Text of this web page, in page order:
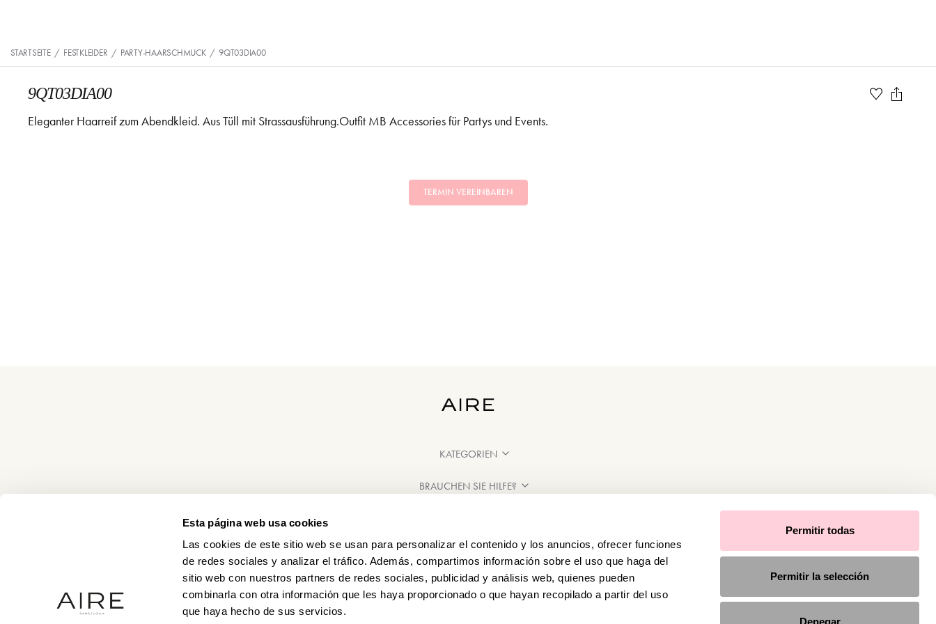
Esta página web usa cookies
Las cookies de este sitio web se usan para personalizar el contenido y los anuncios, ofrecer funciones
de redes sociales y analizar el tráfico. Además, compartimos información sobre el uso que haga del
sitio web con nuestros partners de redes sociales, publicidad y análisis web, quienes pueden
combinarla con otra información que les haya proporcionado o que hayan recopilado a partir del uso
que haya hecho de sus servicios.
Permitir todas
Permitir la selección
Denegar
STARTSEITE / FESTKLEIDER / PARTY-HAARSCHMUCK / 9QT03DIA00
9QT03DIA00
Eleganter Haarreif zum Abendkleid. Aus Tüll mit Strassausführung.Outfit MB Accessories für Partys und Events.
TERMIN VEREINBAREN
KATEGORIEN
BRAUCHEN SIE HILFE?